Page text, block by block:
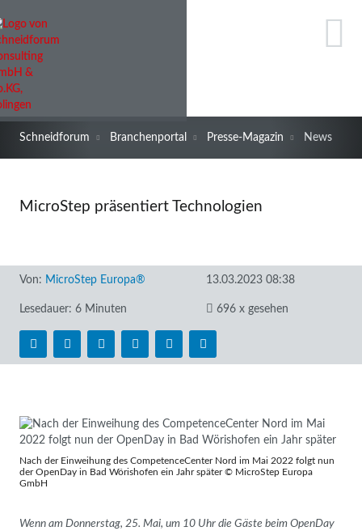
Schneidforum Branchenportal Presse-Magazin News
MicroStep präsentiert Technologien
Von: MicroStep Europa® 13.03.2023 08:38
Lesedauer: 6 Minuten 696 x gesehen
Nach der Einweihung des CompetenceCenter Nord im Mai 2022 folgt nun
der OpenDay in Bad Wörishofen ein Jahr später © MicroStep Europa
GmbH
Wenn am Donnerstag, 25. Mai, um 10 Uhr die Gäste beim OpenDay